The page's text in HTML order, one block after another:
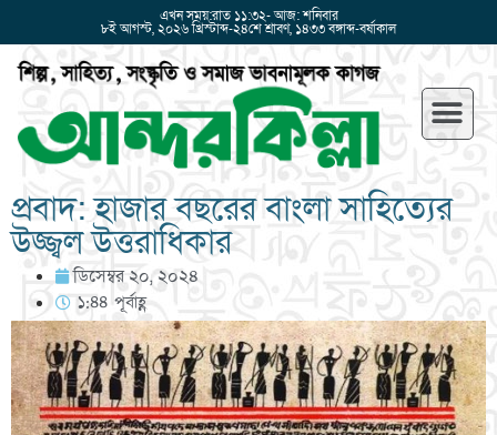
এখন সময়:রাত ১১:৩২- আজ: শনিবার
৮ই আগস্ট, ২০২৬ খ্রিস্টাব্দ-২৪শে শ্রাবণ, ১৪৩৩ বঙ্গাব্দ-বর্ষাকাল
প্রবাদ: হাজার বছরের বাংলা সাহিত্যের
উজ্জ্বল উত্তরাধিকার
ডিসেম্বর ২০, ২০২৪
১:৪৪ পূর্বাহ্ণ